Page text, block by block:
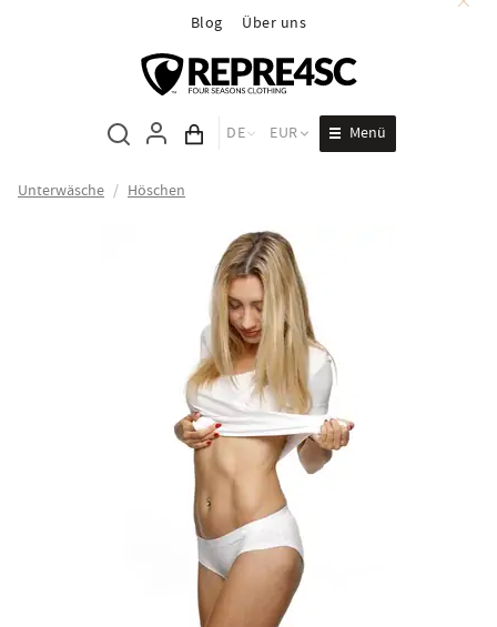
Blog Über uns
Inhalt des Wagens
DE EUR Menü
Unterwäsche / Höschen